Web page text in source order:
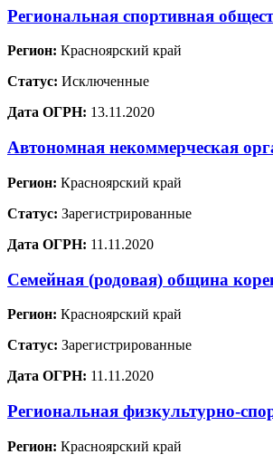
Региональная спортивная
Регион: Красноярский край
Статус: Исключенные
Дата ОГРН: 13.11.2020
Автономная некоммерческая
Регион: Красноярский край
Статус: Зарегистрированные
Дата ОГРН: 11.11.2020
Семейная (родовая) община
Регион: Красноярский край
Статус: Зарегистрированные
Дата ОГРН: 11.11.2020
Региональная физкультурно-
Регион: Красноярский край